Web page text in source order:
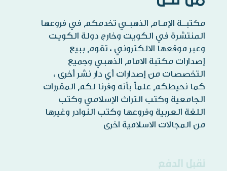
مكتبــة الإمـام الذهبـي تخدمكم في فروعها
المنتشرة في الكويت وخارج دولة الكويت
وعبر موقعها الالكتروني ، تقوم ببيع
إصدارات مكتبة الامام الذهبي وجميع
التخصصات من إصدارات أي دار نشر أخرى ،
كما نحيطكم علماً بأنه وفرنا لكم المقررات
الجامعية وكتب التراث الإسلامي وكتب
اللغة العربية وفروعها وكتب النوادر وغيرها
من المجالات الاسلامية اخرى
نقبل الدفع